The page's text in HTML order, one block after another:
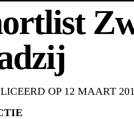
OP 12 MAART